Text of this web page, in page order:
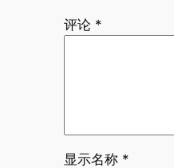
评论 *
显示名称 *